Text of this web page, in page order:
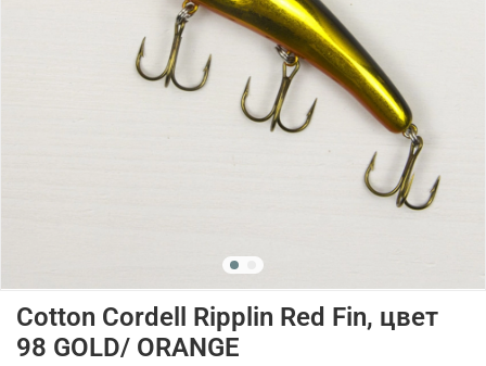
Cotton Cordell Ripplin Red Fin, цвет
98 GOLD/ ORANGE